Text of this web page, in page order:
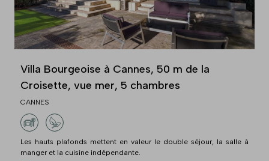
Villa Bourgeoise à Cannes, 50 m de la
Croisette, vue mer, 5 chambres
CANNES
Les hauts plafonds mettent en valeur le double séjour, la salle à
manger et la cuisine indépendante.